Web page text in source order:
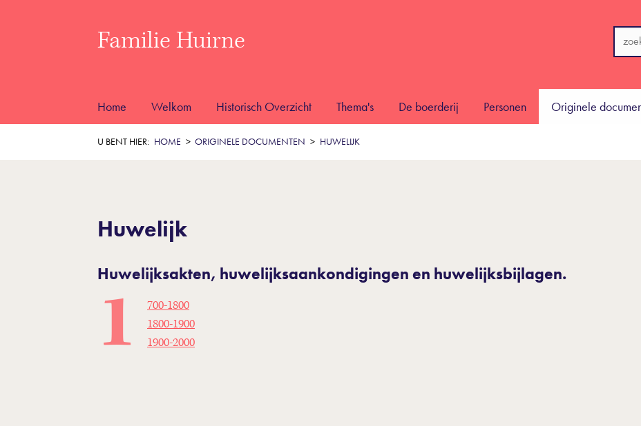
Familie Huirne
Home Welkom Historisch Overzicht Thema's De boerderij Personen Originele
U BENT HIER: HOME ORIGINELE DOCUMENTEN HUWELIJK
Huwelijk
Huwelijksakten, huwelijksaankondigingen en huwelijksbijlagen.
1
700-1800
1800-1900
1900-2000